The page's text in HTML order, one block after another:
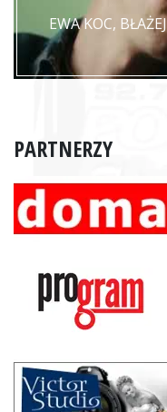
EWA KOC,
PARTNERZY